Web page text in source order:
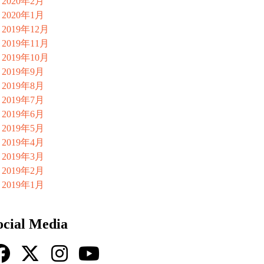
2020年1月
2019年12月
2019年11月
2019年10月
2019年9月
2019年8月
2019年7月
2019年6月
2019年5月
2019年4月
2019年3月
2019年2月
2019年1月
Media